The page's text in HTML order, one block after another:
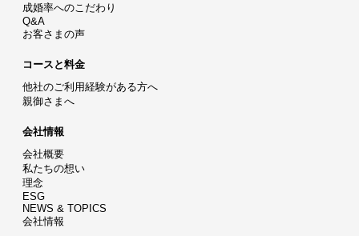
成婚率へのこだわり
Q&A
お客さまの声
コースと料金
他社のご利用経験がある方へ
親御さまへ
会社情報
会社概要
私たちの想い
理念
ESG
NEWS & TOPICS
会社情報